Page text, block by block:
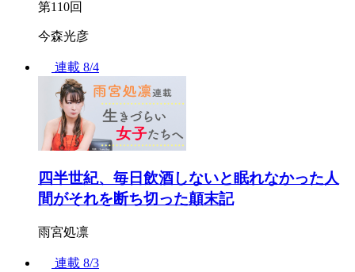
第110回
今森光彦
連載 8/4
四半世紀、毎日飲酒しないと眠れなかった人
間がそれを断ち切った顛末記
雨宮処凛
連載 8/3